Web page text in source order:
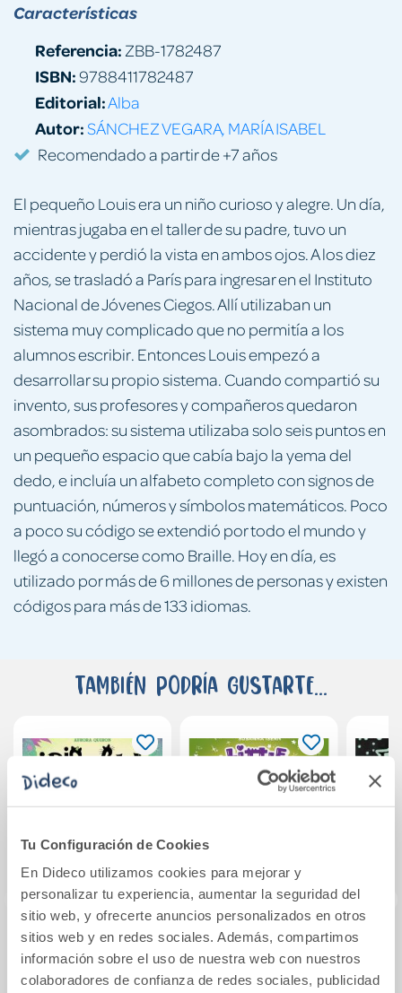
Tu Configuración de Cookies
En Dideco utilizamos cookies para mejorar y
personalizar tu experiencia, aumentar la seguridad del
sitio web, y ofrecerte anuncios personalizados en otros
sitios web y en redes sociales. Además, compartimos
información sobre el uso de nuestra web con nuestros
colaboradores de confianza de redes sociales, publicidad
El pequeño Louis era un niño curioso y alegre. Un día,
mientras jugaba en el taller de su padre, tuvo un
accidente y perdió la vista en ambos ojos. A los diez
años, se trasladó a París para ingresar en el Instituto
Nacional de Jóvenes Ciegos. Allí utilizaban un
sistema muy complicado que no permitía a los
alumnos escribir. Entonces Louis empezó a
desarrollar su propio sistema. Cuando compartió su
invento, sus profesores y compañeros quedaron
asombrados: su sistema utilizaba solo seis puntos en
un pequeño espacio que cabía bajo la yema del
dedo, e incluía un alfabeto completo con signos de
puntuación, números y símbolos matemáticos. Poco
a poco su código se extendió por todo el mundo y
llegó a conocerse como Braille. Hoy en día, es
utilizado por más de 6 millones de personas y existen
códigos para más de 133 idiomas.
Características
Referencia: ZBB-1782487
ISBN:9788411782487
Editorial:Alba
Autor:SÁNCHEZ VEGARA, MARÍA ISABEL
Recomendado a partir de +7 años
También podría gustarte...
Iris y Luna:
cuidadoras de
Little dragons 5. El
lío de los inventos